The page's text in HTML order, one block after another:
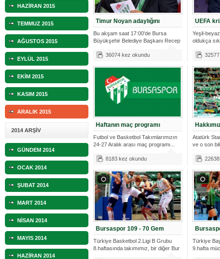
HAZİRAN 2015
TEMMUZ 2015
AĞUSTOS 2015
EYLÜL 2015
EKİM 2015
KASIM 2015
ARALIK 2015
2014 ARŞİV
GÜNDEM 2014
OCAK 2014
ŞUBAT 2014
MART 2014
NİSAN 2014
MAYIS 2014
HAZİRAN 2014
Timur Noyan adaylığını
Bu akşam saat 17:00'de Bursa
Büyükşehir Belediye Başkanı Recep
36074 kez okundu
UEFA
Yeşil-
oldukça
Haftanın maç programı
Futbol ve Basketbol Takımlarımızın
24-27 Aralık arası maç programı...
8183 kez okundu
Atatürk
ve o son
Bursaspor 109 - 70 Gem
Türkiye Basketbol 2.Ligi B Grubu
8.haftasında takımımız, bir diğer Bur
Türkiye
9.hafta